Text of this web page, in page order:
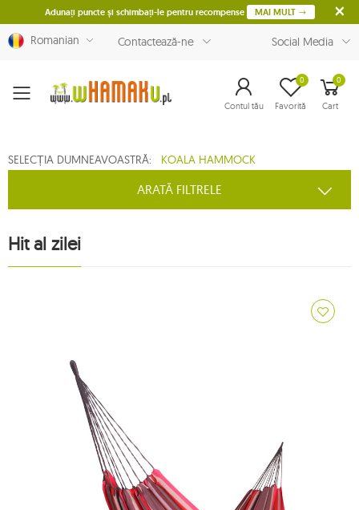
Adunați puncte și schimbați-le pentru recompense MAI MULT
Romanian Contactează-ne Social Media
Menu Contul tău Favorită
0 0
Cart
SELECȚIA DUMNEAVOASTRĂ: KOALA HAMMOCK
ARATĂ FILTRELE
Hit al zilei